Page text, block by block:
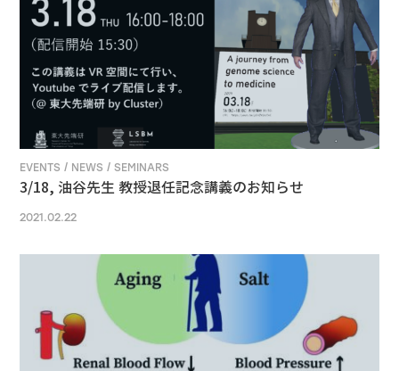
EVENTS / NEWS / SEMINARS
3/18, 油谷先生 教授退任記念講義のお知らせ
2021.02.22